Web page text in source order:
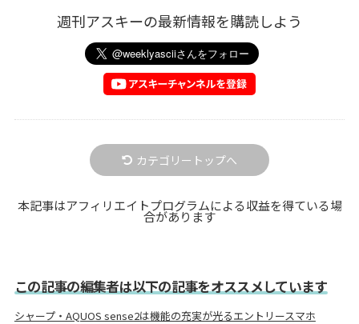
週刊アスキーの最新情報を購読しよう
カテゴリートップへ
本記事はアフィリエイトプログラムによる収益を得ている場
合があります
この記事の編集者は以下の記事をオススメしています
シャープ・AQUOS sense2は機能の充実が光るエントリースマホ